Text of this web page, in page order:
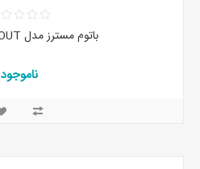
باتوم مسترز مدل SCOUT رنگ سبز
ناموجود